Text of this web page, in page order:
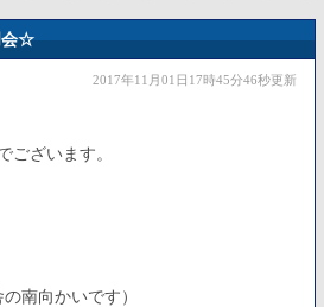
会☆
2017年11月01日17時45分46秒更新
ございます。
南向かいです）